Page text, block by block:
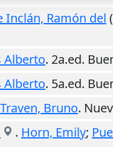
Inclán, Ramón del
Alberto. 2a.ed.
Alberto. 5a.ed.
Traven, Bruno.
. Horn, Emily;